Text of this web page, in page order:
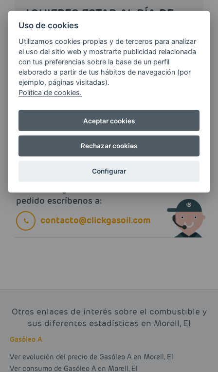
¿QUIERES ESTAR AL DÍA DE
LAS
ÚLTIMAS NOVEDADES?
E-MAIL
Quiero recibir las últimas novedades de AVIA
ENERGIAS por cualquier medio, incluido
electrónico.Más información
pedido escríbenos a:
contacto@clickgasoil.com
Otros enlaces de interés sobre el combustible y
sus diferentes estadísticas en Morell, El
Gasóleo A
Ver evolución del precio de Gasóleo A en Morell, El
Ver consumo de Gasóleo A en Morell, El
Uso de cookies
Utilizamos cookies propias y de terceros para analizar
el uso del sitio web y mostrarte publicidad relacionada
con tus preferencias sobre la base de un perfil
elaborado a partir de tus hábitos de navegación (por
ejemplo, páginas visitadas).
Política de cookies.
Aceptar cookies
Rechazar cookies
Configurar